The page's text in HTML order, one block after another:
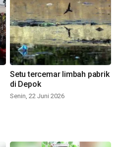
Setu tercemar limbah pabrik
di Depok
Senin, 22 Juni 2026